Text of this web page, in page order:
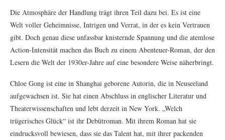
Die Atmosphäre der Handlung trägt ihren Teil dazu bei. Es ist eine
Welt voller Geheimnisse, Intrigen und Verrat, in der es kein Vertrauen
gibt. Doch genau diese unfassbar knisternde Spannung und die atemlose
Action-Intensität machen das Buch zu einem Abenteuer-Roman, der den
Lesern die Welt der 1930er-Jahre auf eine besondere Weise näherbringt.
Chloe Gong ist eine in Shanghai geborene Autorin, die in Neuseeland
aufgewachsen ist. Sie hat einen Abschluss in englischer Literatur und
Theaterwissenschaften und lebt derzeit in New York. „Welch
trügerisches Glück“ ist ihr Debütroman. Mit ihrem Roman hat sie
eindrucksvoll bewiesen, dass sie das Talent hat, mit ihrer packenden